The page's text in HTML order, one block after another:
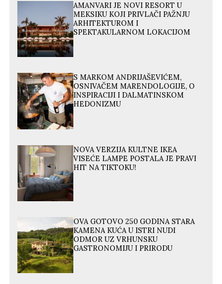
AMANVARI JE NOVI RESORT U
MEKSIKU KOJI PRIVLAČI PAŽNJU
ARHITEKTUROM I
SPEKTAKULARNOM LOKACIJOM
S MARKOM ANDRIJAŠEVIĆEM,
OSNIVAČEM MARENDOLOGIJE, O
INSPIRACIJI I DALMATINSKOM
HEDONIZMU
NOVA VERZIJA KULTNE IKEA
VISEĆE LAMPE POSTALA JE PRAVI
HIT NA TIKTOKU!
OVA GOTOVO 250 GODINA STARA
KAMENA KUĆA U ISTRI NUDI
ODMOR UZ VRHUNSKU
GASTRONOMIJU I PRIRODU